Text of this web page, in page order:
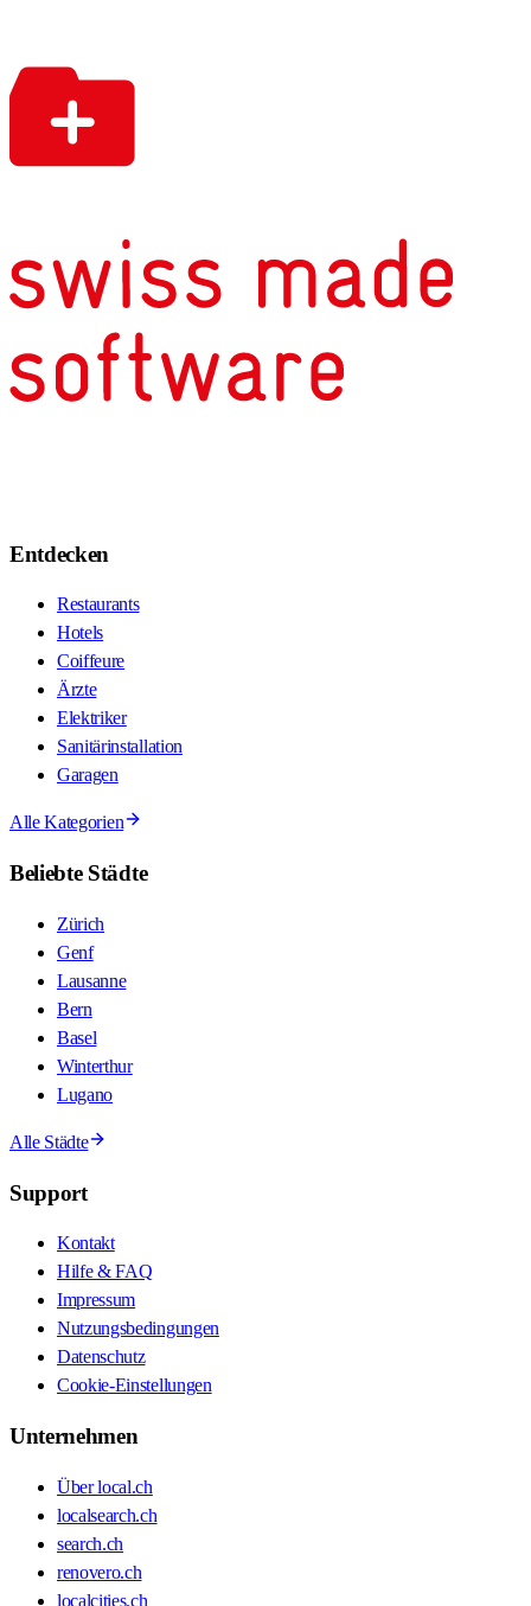
Entdecken
Restaurants
Hotels
Coiffeure
Ärzte
Elektriker
Sanitärinstallation
Garagen
Alle Kategorien
Beliebte Städte
Zürich
Genf
Lausanne
Bern
Basel
Winterthur
Lugano
Alle Städte
Support
Kontakt
Hilfe & FAQ
Impressum
Nutzungsbedingungen
Datenschutz
Cookie-Einstellungen
Unternehmen
Über local.ch
localsearch.ch
search.ch
renovero.ch
localcities.ch